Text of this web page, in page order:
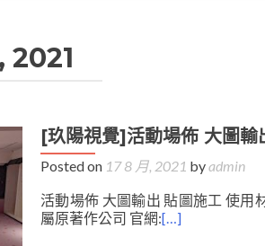
2021
[玖陽視覺]活動場佈 大圖輸
Posted on 17 8 月, 2021 byadmin
活動場佈 大圖輸出 貼圖施工 使
屬原著作公司 官網:[…]